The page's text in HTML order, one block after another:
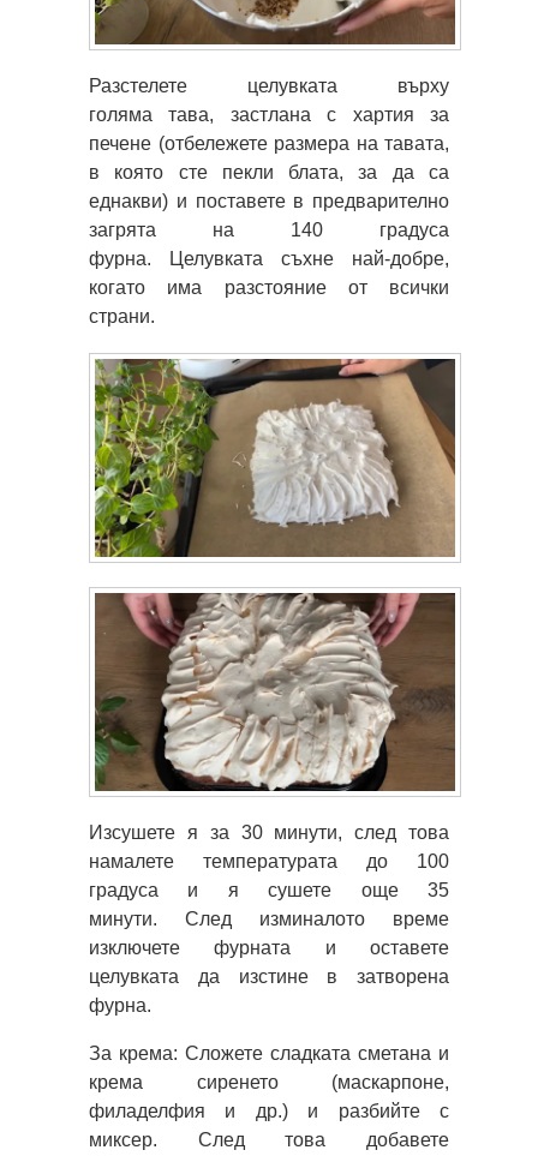
Разстелете целувката върху
голяма тава, застлана с хартия за
печене (отбележете размера на тавата,
в която сте пекли блата, за да са
еднакви) и поставете в предварително
загрята на 140 градуса
фурна. Целувката съхне най-добре,
когато има разстояние от всички
страни.
Изсушете я за 30 минути, след това
намалете температурата до 100
градуса и я сушете още 35
минути. След изминалото време
изключете фурната и оставете
целувката да изстине в затворена
фурна.
За крема: Сложете сладката сметана и
крема сиренето (маскарпоне,
филаделфия и др.) и разбийте с
миксер. След това добавете